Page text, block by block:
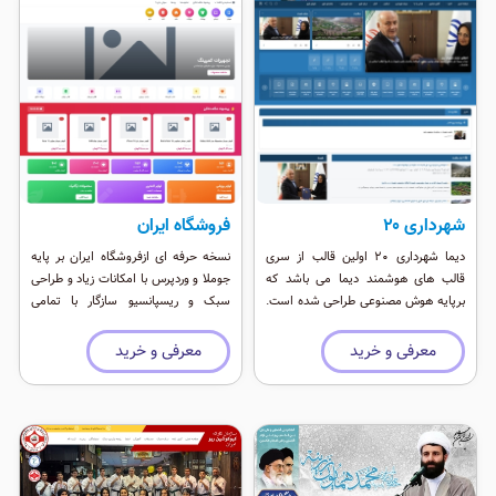
بارگذاری بالا، کدنویسی تمیز و ساختار
معنایی (Semantic HTML) از مزایای
مهم این قالب است.
شهرداری ۲۰
دیما شهرداری ۲۰ اولین قالب از سری
قالب های هوشمند دیما می باشد که
برپایه هوش مصنوعی طراحی شده است.
های شهرداری با امکانات زیر می باشد.
بر پایه بوت استراپ نسخه نهایی طراحی
شبیه اپلیکیشن موبایل با امکان نصب
وب اپ طراحی صفحه اختصاصی تماس با
ما طراحی صفحه اختصاصی گالری تصاویر
معرفی و خرید
فروشگاه ایران
نسخه حرفه ای ازفروشگاه ایران بر پایه
جوملا و وردپرس با امکانات زیاد و طراحی
سبک و ریسپانسیو سازگار با تمامی
معرفی و خرید